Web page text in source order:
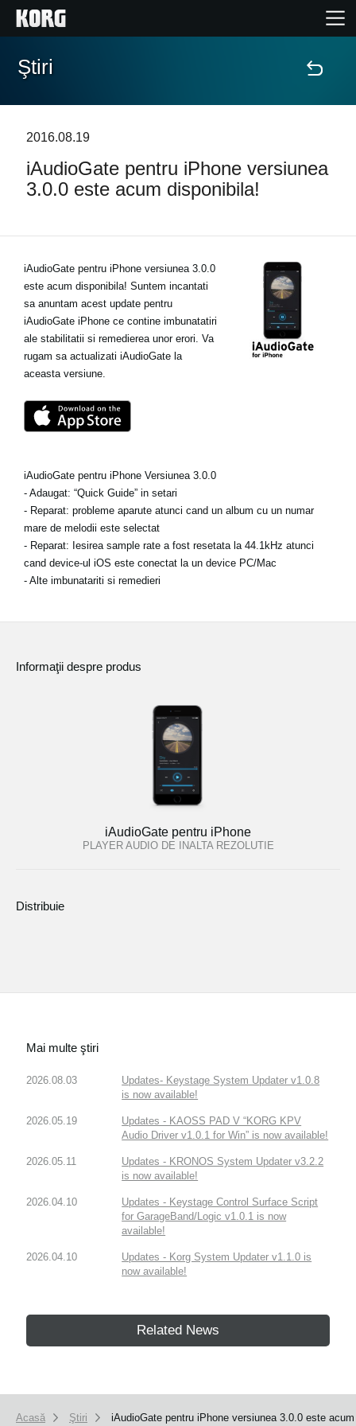
În Prim Plan
Găsește un Magazin
Social Media
Despre Korg
Ştiri
2016.08.19
iAudioGate pentru iPhone versiunea
3.0.0 este acum disponibila!
iAudioGate pentru iPhone versiunea 3.0.0
este acum disponibila! Suntem incantati
sa anuntam acest update pentru
iAudioGate iPhone ce contine imbunatatiri
ale stabilitatii si remedierea unor erori. Va
rugam sa actualizati iAudioGate la
aceasta versiune.
iAudioGate pentru iPhone Versiunea 3.0.0
- Adaugat: “Quick Guide” in setari
- Reparat: probleme aparute atunci cand un album cu un numar
mare de melodii este selectat
- Reparat: Iesirea sample rate a fost resetata la 44.1kHz atunci
cand device-ul iOS este conectat la un device PC/Mac
- Alte imbunatariti si remedieri
Informaţii despre produs
iAudioGate pentru iPhone
PLAYER AUDIO DE INALTA REZOLUTIE
Distribuie
Mai multe ştiri
2026.08.03
Updates- Keystage System Updater v1.0.8
is now available!
2026.05.19
Updates - KAOSS PAD V “KORG KPV
Audio Driver v1.0.1 for Win” is now available!
2026.05.11
Updates - KRONOS System Updater v3.2.2
is now available!
2026.04.10
Updates - Keystage Control Surface Script
for GarageBand/Logic v1.0.1 is now
available!
2026.04.10
Updates - Korg System Updater v1.1.0 is
now available!
Related News
Acasă Ştiri iAudioGate pentru iPhone versiunea 3.0.0 este